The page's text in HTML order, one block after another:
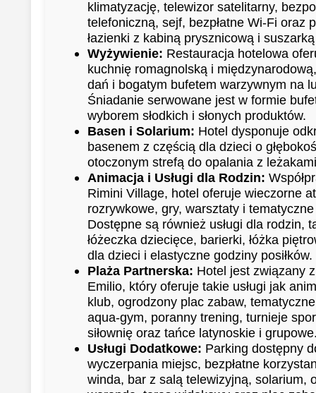
klimatyzację, telewizor satelitarny,
telefoniczną, sejf, bezpłatne Wi-Fi oraz
łazienki z kabiną prysznicową i suszarką
Wyżywienie: Restauracja hotelowa
kuchnię romagnolską i
dań i bogatym bufetem warzywnym na
Śniadanie serwowane jest w formie
wyborem słodkich i słonych produktów.
Basen i Solarium: Hotel dysponuje
basenem z częścią dla dzieci o
otoczonym strefą do opalania z
Animacja i Usługi dla Rodzin:
Rimini Village, hotel oferuje wieczorne
rozrywkowe, gry, warsztaty i
Dostępne są również usługi dla rodzin,
łóżeczka dziecięce, barierki, łóżka
dla dzieci i elastyczne godziny posiłków.
Plaża Partnerska: Hotel jest związany
Emilio, który oferuje takie usługi jak
klub, ogrodzony plac zabaw,
aqua-gym, poranny trening, turnieje
siłownię oraz tańce latynoskie i
Usługi Dodatkowe: Parking dostępny
wyczerpania miejsc, bezpłatne
winda, bar z salą telewizyjną, solarium,